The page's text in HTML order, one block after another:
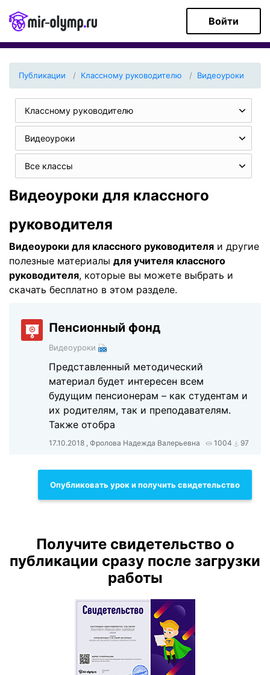
Войти
Публикации Классному руководителю Видеоуроки
Классному руководителю
Видеоуроки
Все классы
Видеоуроки для классного
руководителя
Видеоуроки для классного руководителя и другие
полезные материалы для учителя классного
руководителя, которые вы можете выбрать и
скачать бесплатно в этом разделе.
Пенсионный фонд
Видеоуроки
Представленный методический
материал будет интересен всем
будущим пенсионерам – как студентам и
их родителям, так и преподавателям.
Также отобра
17.10.2018 , Фролова Надежда Валерьевна 1004 97
Опубликовать урок и получить свидетельство
Получите свидетельство о
публикации сразу после загрузки
работы